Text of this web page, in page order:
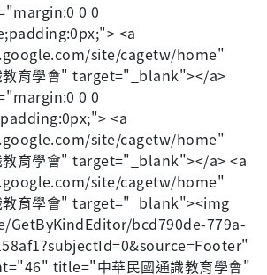
0 0
<a
site/cagetw/home"
育學會" target="_blank"></a>
0 0
<a
site/cagetw/home"
育學會" target="_blank"></a> <a
site/cagetw/home"
育學會" target="_blank"><img
GetByKindEditor/bcd790de-779a-
title="中華民國通識教育學會"